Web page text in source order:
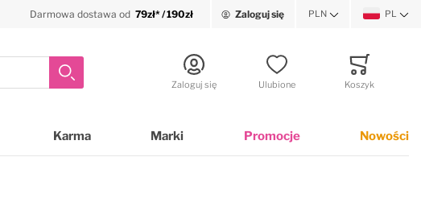
Darmowa dostawa od 79zł* / 190zł Zaloguj sięWalutaPLN PL
Szukaj Zaloguj się Ulubione Koszyk
Karma Marki Promocje Nowości